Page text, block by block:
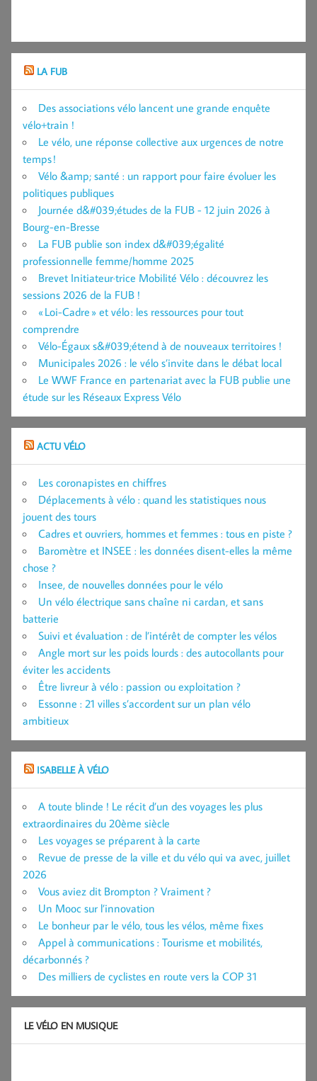
LA FUB
Des associations vélo lancent une grande enquête
vélo+train !
Le vélo, une réponse collective aux urgences de notre
temps !
Vélo &amp; santé : un rapport pour faire évoluer les
politiques publiques
Journée d&#039;études de la FUB - 12 juin 2026 à
Bourg-en-Bresse
La FUB publie son index d&#039;égalité
professionnelle femme/homme 2025
Brevet Initiateur·trice Mobilité Vélo : découvrez les
sessions 2026 de la FUB !
« Loi-Cadre » et vélo : les ressources pour tout
comprendre
Vélo-Égaux s&#039;étend à de nouveaux territoires !
Municipales 2026 : le vélo s’invite dans le débat local
Le WWF France en partenariat avec la FUB publie une
étude sur les Réseaux Express Vélo
ACTU VÉLO
Les coronapistes en chiffres
Déplacements à vélo : quand les statistiques nous
jouent des tours
Cadres et ouvriers, hommes et femmes : tous en piste ?
Baromètre et INSEE : les données disent-elles la même
chose ?
Insee, de nouvelles données pour le vélo
Un vélo électrique sans chaîne ni cardan, et sans
batterie
Suivi et évaluation : de l’intérêt de compter les vélos
Angle mort sur les poids lourds : des autocollants pour
éviter les accidents
Être livreur à vélo : passion ou exploitation ?
Essonne : 21 villes s’accordent sur un plan vélo
ambitieux
ISABELLE À VÉLO
A toute blinde ! Le récit d’un des voyages les plus
extraordinaires du 20ème siècle
Les voyages se préparent à la carte
Revue de presse de la ville et du vélo qui va avec, juillet
2026
Vous aviez dit Brompton ? Vraiment ?
Un Mooc sur l’innovation
Le bonheur par le vélo, tous les vélos, même fixes
Appel à communications : Tourisme et mobilités,
décarbonnés ?
Des milliers de cyclistes en route vers la COP 31
LE VÉLO EN MUSIQUE